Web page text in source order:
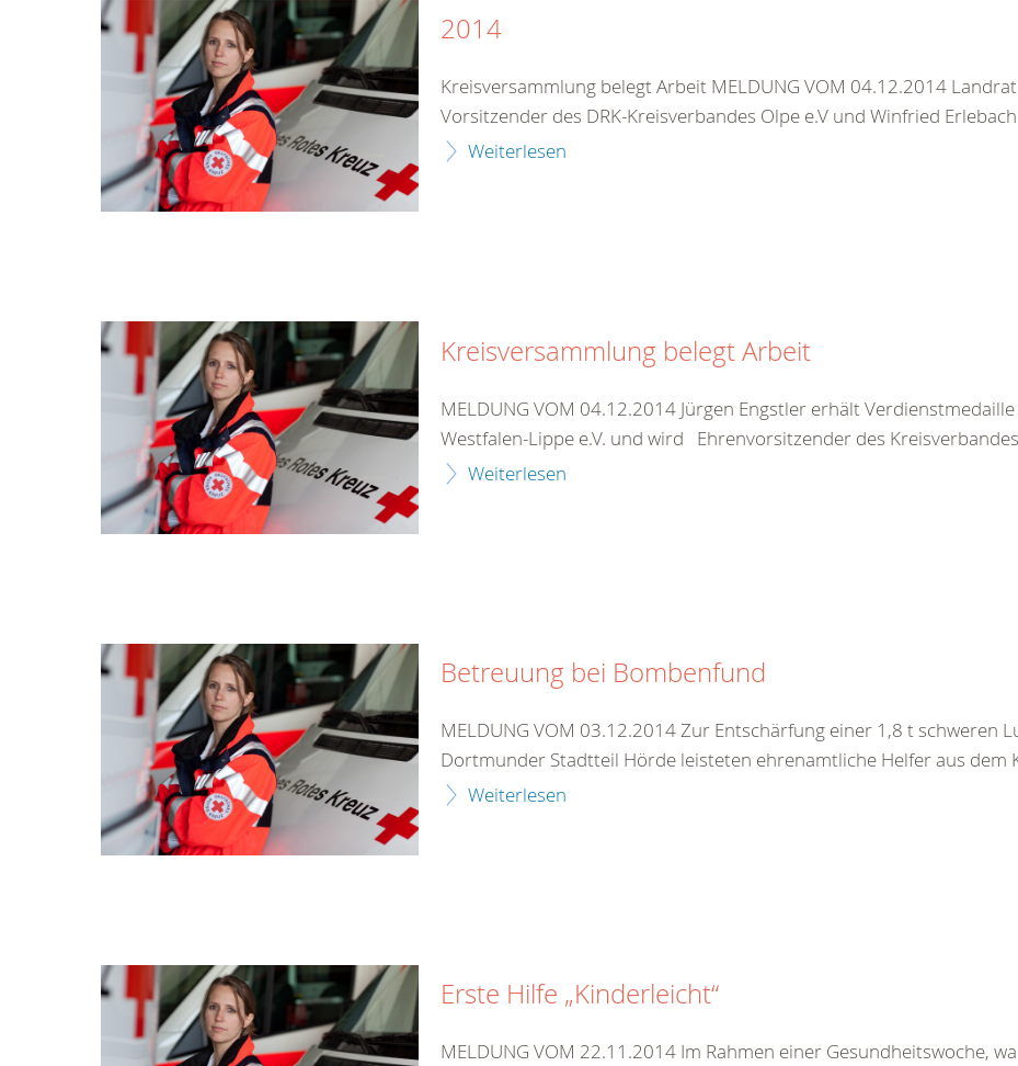
2014
Kreisversammlung belegt Arbeit MELDUNG VOM 04.12.2014
Vorsitzender des DRK-Kreisverbandes Olpe e.V und Winfried
Weiterlesen
Kreisversammlung belegt Arbeit
MELDUNG VOM 04.12.2014 Jürgen Engstler erhält
Westfalen-Lippe e.V. und wird Ehrenvorsitzender des
Weiterlesen
Betreuung bei Bombenfund
MELDUNG VOM 03.12.2014 Zur Entschärfung einer 1,8 t schweren
Dortmunder Stadtteil Hörde leisteten ehrenamtliche Helfer aus dem
Weiterlesen
Erste Hilfe „Kinderleicht“
MELDUNG VOM 22.11.2014 Im Rahmen einer Gesundheitswoche,